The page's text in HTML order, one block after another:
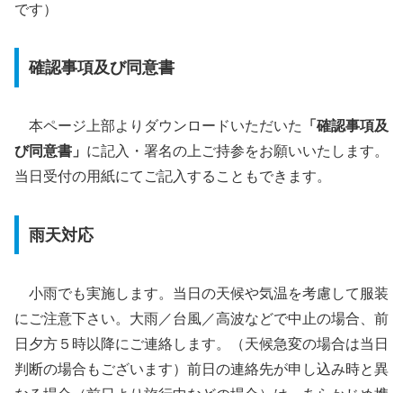
です）
確認事項及び同意書
本ページ上部よりダウンロードいただいた
「確認事項及
び同意書」 に記入・署名の上ご持参をお願いいたします。
当日受付の用紙にてご記入することもできます。
雨天対応
小雨でも実施します。当日の天候や気温を考慮して服装
にご注意下さい。大雨／台風／高波などで中止の場合、前
日夕方５時以降にご連絡します。（天候急変の場合は当日
判断の場合もございます）前日の連絡先が申し込み時と異